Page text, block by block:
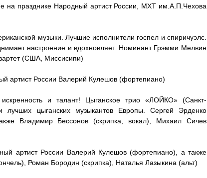
на празднике Народный артист России, МХТ им.А.П.Чехова
музыки. Лучшие исполнители госпел и спиричуэлс.
настроение и вдохновляет. Номинант Грэмми Мелвин
(США, Миссисипи)
артист России Валерий Кулешов (фортепиано)
и талант! Цыганское трио «ЛОЙКО» (Санкт-
лучших цыганских музыкантов Европы. Сергей Эрденко
Владимир Бессонов (скрипка, вокал), Михаил Сичев
артист России Валерий Кулешов (фортепиано), а также
Роман Бородин (скрипка), Наталья Лазыкина (альт)